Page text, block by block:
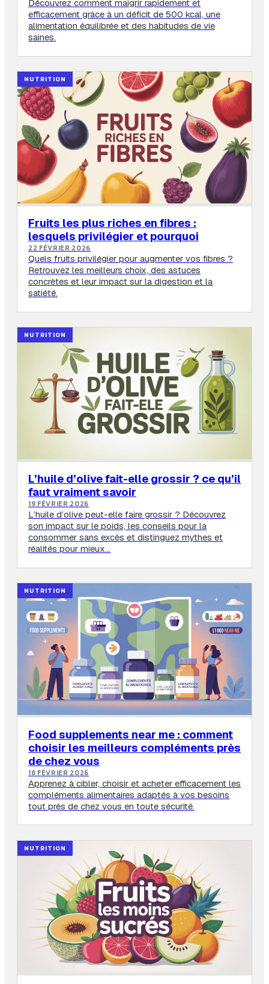
Découvrez comment maigrir rapidement et
efficacement grâce à un déficit de 500 kcal, une
alimentation équilibrée et des habitudes de vie
saines.
NUTRITION
Fruits les plus riches en fibres :
lesquels privilégier et pourquoi
22 FÉVRIER 2026
Quels fruits privilégier pour augmenter vos fibres ?
Retrouvez les meilleurs choix, des astuces
concrètes et leur impact sur la digestion et la
satiété.
NUTRITION
L’huile d’olive fait-elle grossir ? ce qu’il
faut vraiment savoir
19 FÉVRIER 2026
L’huile d’olive peut-elle faire grossir ? Découvrez
son impact sur le poids, les conseils pour la
consommer sans excès et distinguez mythes et
réalités pour mieux…
NUTRITION
Food supplements near me : comment
choisir les meilleurs compléments près
de chez vous
18 FÉVRIER 2026
Apprenez à cibler, choisir et acheter efficacement les
compléments alimentaires adaptés à vos besoins
tout près de chez vous en toute sécurité.
NUTRITION